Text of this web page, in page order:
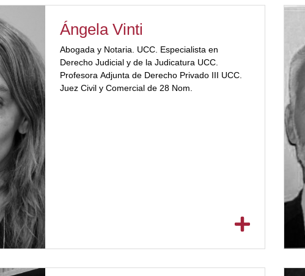
Ángela Vinti
Abogada y Notaria. UCC. Especialista en
Derecho Judicial y de la Judicatura UCC.
Profesora Adjunta de Derecho Privado III UCC.
Juez Civil y Comercial de 28 Nom.